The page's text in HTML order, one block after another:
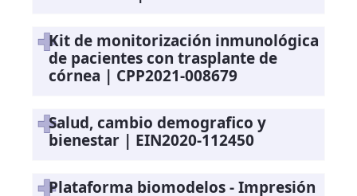
Kit de monitorización inmunológica
de pacientes con trasplante de
córnea | CPP2021-008679
Salud, cambio demografico y
bienestar | EIN2020-112450
Plataforma biomodelos - Impresión